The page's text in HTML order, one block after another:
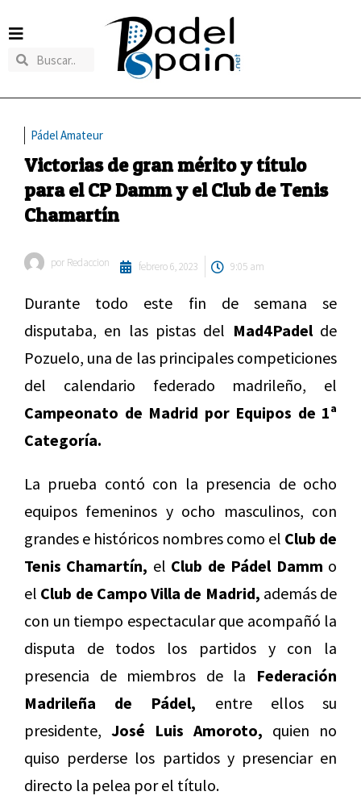
Pádel Amateur
Victorias de gran mérito y título
para el CP Damm y el Club de Tenis
Chamartín
por Redaccion febrero 6, 2023 9:05 am
Durante todo este fin de semana se
disputaba, en las pistas del Mad4Padelde
Pozuelo, una de las principales competiciones
del calendario federado madrileño, el
Campeonato de Madrid por Equipos de 1ª
Categoría.
La prueba contó con la presencia de ocho
equipos femeninos y ocho masculinos, con
grandes e históricos nombres como el Club de
Tenis Chamartín, el Club de Pádel Damm o
el Club de Campo Villa de Madrid, además de
con un tiempo espectacular que acompañó la
disputa de todos los partidos y con la
presencia de miembros de la Federación
Madrileña de Pádel, entre ellos su
presidente, José Luis Amoroto, quien no
quiso perderse los partidos y presenciar en
directo la pelea por el título.